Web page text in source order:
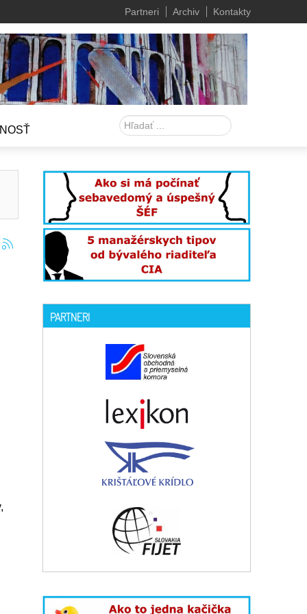
Partneri Archiv Kontakty
Hľadať
PARTNERI